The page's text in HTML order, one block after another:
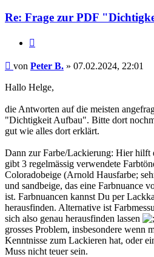
Re: Frage zur PDF
Beitrag
von Peter B. » 07.02.2024, 22:01
Hallo Helge,
die Antworten auf die meisten
"Dichtigkeit Aufbau". Bitte dort
gut wie alles dort erklärt.
Dann zur Farbe/Lackierung: Hier hilft
gibt 3 regelmässig verwendete
Coloradobeige (Arnold Hausfarbe;
und sandbeige, das eine Farbnuance
ist. Farbnuancen kannst Du per
herausfinden. Alternative ist
sich also genau herausfinden lassen
grosses Problem, insbesondere wenn
Kenntnisse zum Lackieren hat, oder
Muss nicht teuer sein.